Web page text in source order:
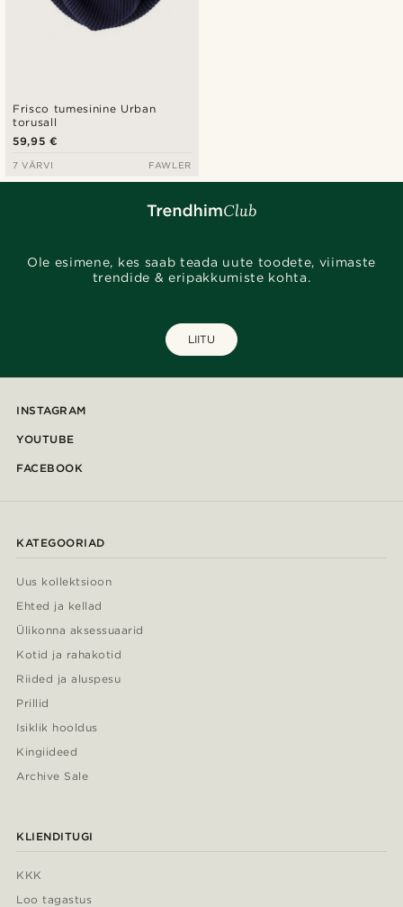
Frisco tumesinine Urban
torusall
59,95 €
7 VÄRVI FAWLER
Ole esimene, kes saab teada uute toodete, viimaste
trendide & eripakkumiste kohta.
LIITU
INSTAGRAM
YOUTUBE
FACEBOOK
KATEGOORIAD
Uus kollektsioon
Ehted ja kellad
Ülikonna aksessuaarid
Kotid ja rahakotid
Riided ja aluspesu
Prillid
Isiklik hooldus
Kingiideed
Archive Sale
KLIENDITUGI
KKK
Loo tagastus